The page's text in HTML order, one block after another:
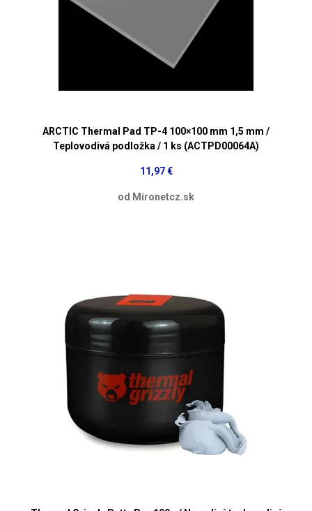
ARCTIC Thermal Pad TP-4 100×100 mm 1,5 mm /
Teplovodivá podložka / 1 ks (ACTPD00064A)
11,97 €
od Mironetcz.sk